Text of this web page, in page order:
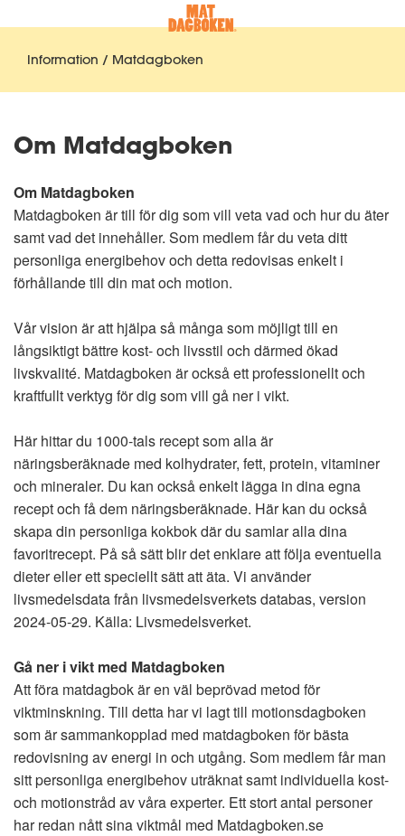
Information / Matdagboken
Om Matdagboken
Om Matdagboken
Matdagboken är till för dig som vill veta vad och hur du äter
samt vad det innehåller. Som medlem får du veta ditt
personliga energibehov och detta redovisas enkelt i
förhållande till din mat och motion.
Vår vision är att hjälpa så många som möjligt till en
långsiktigt bättre kost- och livsstil och därmed ökad
livskvalité. Matdagboken är också ett professionellt och
kraftfullt verktyg för dig som vill gå ner i vikt.
Här hittar du 1000-tals recept som alla är
näringsberäknade med kolhydrater, fett, protein, vitaminer
och mineraler. Du kan också enkelt lägga in dina egna
recept och få dem näringsberäknade. Här kan du också
skapa din personliga kokbok där du samlar alla dina
favoritrecept. På så sätt blir det enklare att följa eventuella
dieter eller ett speciellt sätt att äta. Vi använder
livsmedelsdata från livsmedelsverkets databas, version
2024-05-29. Källa: Livsmedelsverket.
Gå ner i vikt med Matdagboken
Att föra matdagbok är en väl beprövad metod för
viktminskning. Till detta har vi lagt till motionsdagboken
som är sammankopplad med matdagboken för bästa
redovisning av energi in och utgång. Som medlem får man
sitt personliga energibehov uträknat samt individuella kost-
och motionstråd av våra experter. Ett stort antal personer
har redan nått sina viktmål med Matdagboken.se